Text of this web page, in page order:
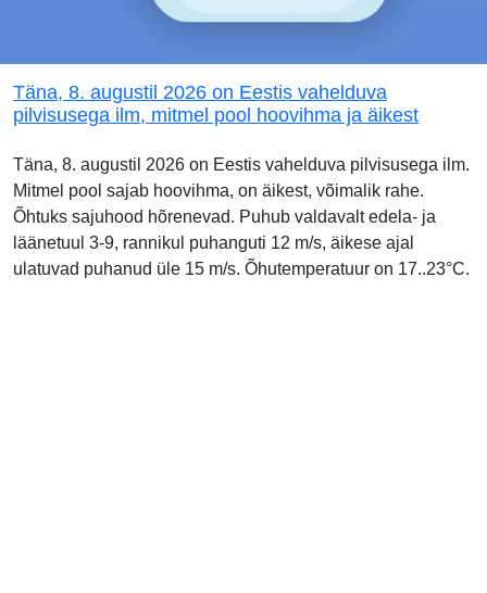
Täna, 8. augustil 2026 on Eestis vahelduva
pilvisusega ilm, mitmel pool hoovihma ja äikest
Täna, 8. augustil 2026 on Eestis vahelduva pilvisusega ilm.
Mitmel pool sajab hoovihma, on äikest, võimalik rahe.
Õhtuks sajuhood hõrenevad. Puhub valdavalt edela- ja
läänetuul 3-9, rannikul puhanguti 12 m/s, äikese ajal
ulatuvad puhanud üle 15 m/s. Õhutemperatuur on 17..23°C.